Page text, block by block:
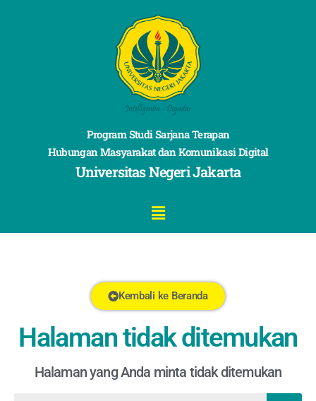
Program Studi Sarjana Terapan
Hubungan Masyarakat dan Komunikasi Digital
Universitas Negeri Jakarta
Kembali ke Beranda
Halaman tidak ditemukan
Halaman yang Anda minta tidak ditemukan